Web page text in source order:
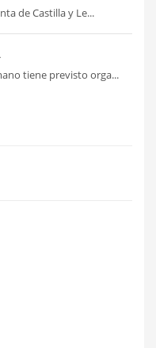
de Castilla y Le...
tiene previsto orga...